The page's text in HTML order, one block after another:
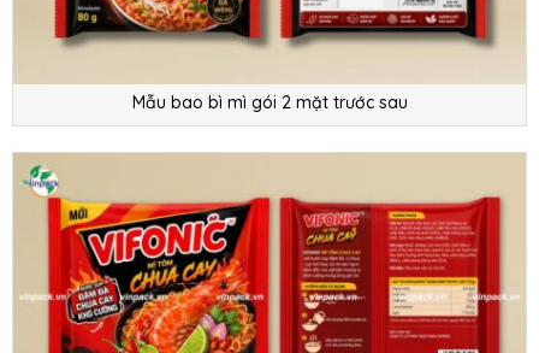
Mẫu bao bì mì gói 2 mặt trước sau